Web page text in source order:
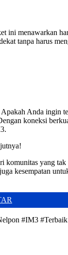
menawarkan
tanpa harus
Anda ingin
koneksi
yang
kesempatan
#IM3